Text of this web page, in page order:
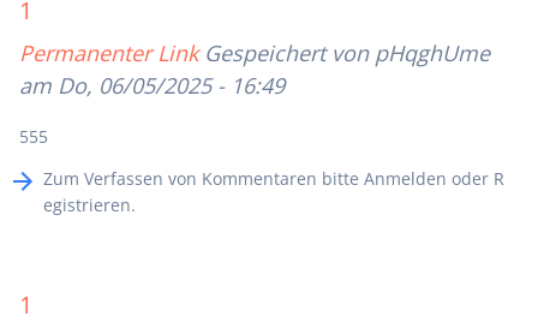
1
Permanenter Link Gespeichert von pHqghUme
am Do, 06/05/2025 - 16:49
555
Zum Verfassen von Kommentaren bitte Anmelden oder R
egistrieren.
1